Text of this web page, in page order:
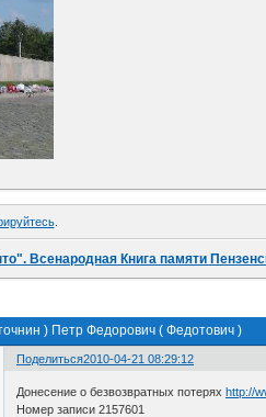
.
Всенародная Книга памяти
) Петр Федорович ( Федотович )
Поделиться2010-04-21 08:29:12
Донесение о безвозвратных потеряхhttp://
Номер записи 2157601